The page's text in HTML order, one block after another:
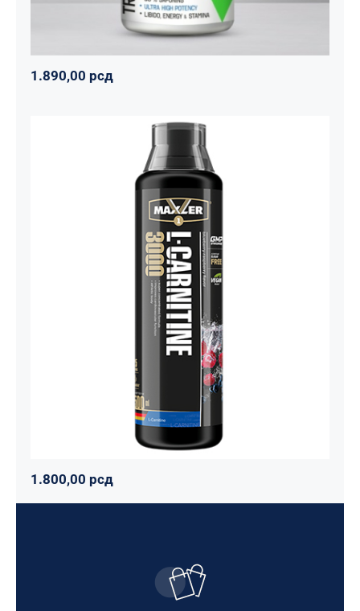
1.890,00 рсд
Carnitine Liquid Comfortable Shape
3000 – 500 ml
Mršavko Svi proizvodi
1.800,00рсд
1.800,00 рсд